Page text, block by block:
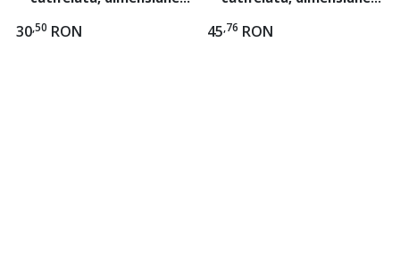
reliefat, Verde menta
30,50 RON
reliefat, Albastru
45,76 RON